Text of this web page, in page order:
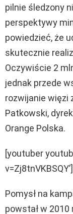
pilnie śledzony
perspektywy
powiedzieć, że
skutecznie
Oczywiście 2
jednak przede
rozwijanie więzi
Patkowski,
Orange Polska.
[youtuber
v=Zj8tnVKBSQY’]
Pomysł na
powstał w 2010